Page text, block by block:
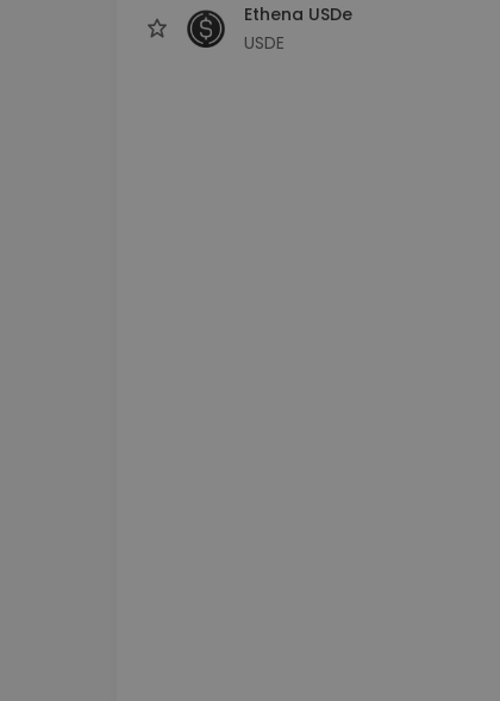
Ethena USDe
USDE